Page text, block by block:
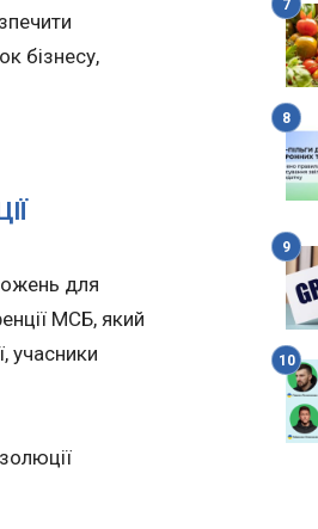
бізнесу,
для
МСБ, який
учасники